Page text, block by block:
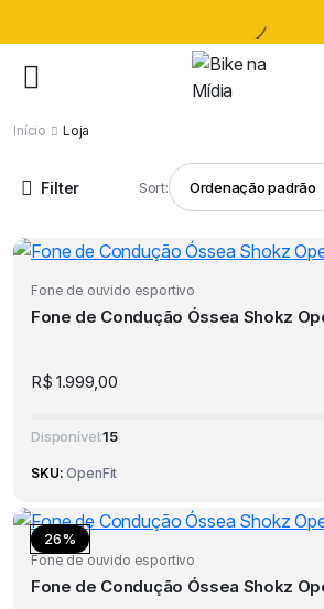
Início Loja
Filter Sort:
Fone de ouvido esportivo
Fone de Condução Óssea Shokz
R$ 1.999,00
Disponível:15
SKU: OpenFit
26%
Fone de ouvido esportivo
Fone de Condução Óssea Shokz